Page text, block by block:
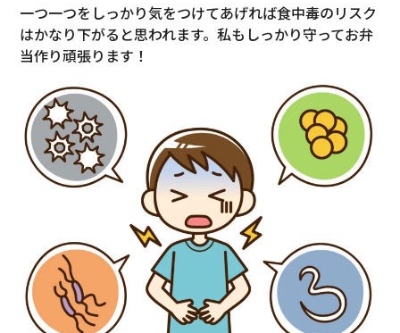
一つ一つをしっかり気をつけてあげれば食中毒のリスク
はかなり下がると思われます。私もしっかり守ってお弁
当作り頑張ります！